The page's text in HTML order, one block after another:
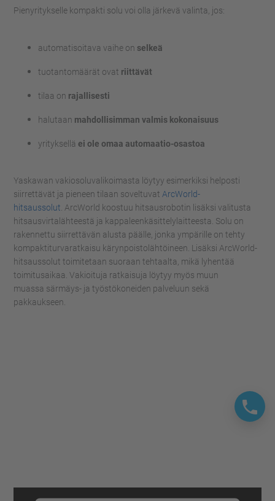
Pienyritykselle kompakti solu voi olla järkevä valinta, jos:
automatisoitava vaihe on selkeä
tuotantomäärät ovat riittävät
tilaa on rajallisesti
halutaan mahdollisimman valmis kokonaisuus
yrityksellä ei ole omaa automaatio-osastoa
Yaskawan vakiosoluvalikoimasta löytyy esimerkiksi helposti
siirrettävät ja pieneen tilaan soveltuvat ArcWorld-
hitsaussolut ArcWorld koostuu hitsausrobotin lisäksi valitusta
hitsausvirtalähteestä ja kappaleenkäsittelylaitteesta. Solu on
rakennettu siirrettävän alusta pääl le, jonka ympärille on tehty
kompaktiturvaratkaisu kärynpoistolähtöineen. Lisäksi ArcWorld-
hitsaussolut toimitetaan suoraan tehtaalta, mikä lyhentää
toimitusaikaa. Vakioituja ratkaisuja löytyy myös muun
muassa särmäys- ja työstökoneiden palveluun sekä
pakkaukseen